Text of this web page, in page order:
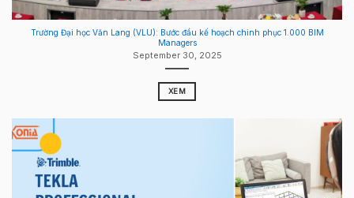
Trường Đại học Văn Lang (VLU): Bước đầu kế hoạch chinh phục 1.000 BIM
Managers
September 30, 2025
XEM